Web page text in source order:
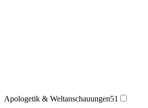
Apologetik & Weltanschauungen51